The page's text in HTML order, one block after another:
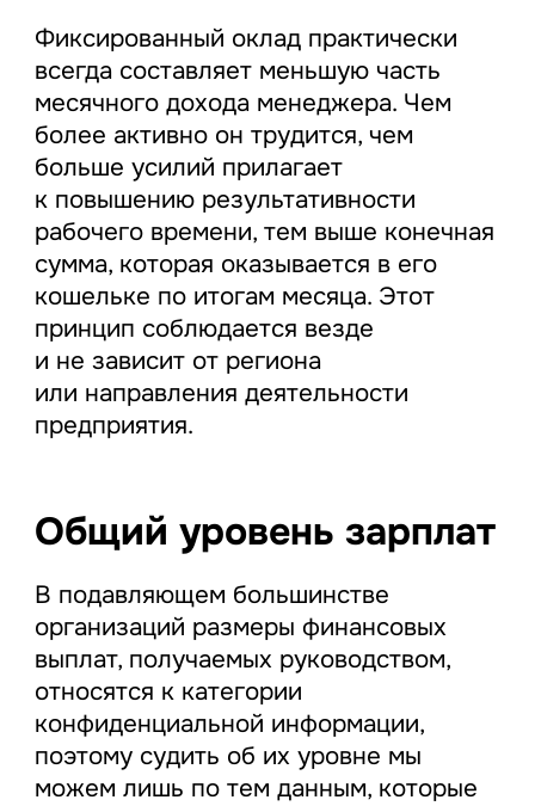
Фиксированный оклад практически
всегда составляет меньшую часть
месячного дохода менеджера. Чем
более активно он трудится, чем
больше усилий прилагает
к повышению результативности
рабочего времени, тем выше конечная
сумма, которая оказывается в его
кошельке по итогам месяца. Этот
принцип соблюдается везде
и не зависит от региона
или направления деятельности
предприятия.
Общий уровень зарплат
В подавляющем большинстве
организаций размеры финансовых
выплат, получаемых руководством,
относятся к категории
конфиденциальной информации,
поэтому судить об их уровне мы
можем лишь по тем данным, которые